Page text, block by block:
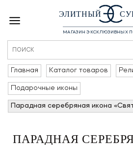
ЭЛИТНЫЙ
МАГАЗИН ЭКСКЛЮЗИВНЫХ
Главная Каталог товаров
Подарочные иконы
Парадная серебряная икона
ПАРАДНАЯ